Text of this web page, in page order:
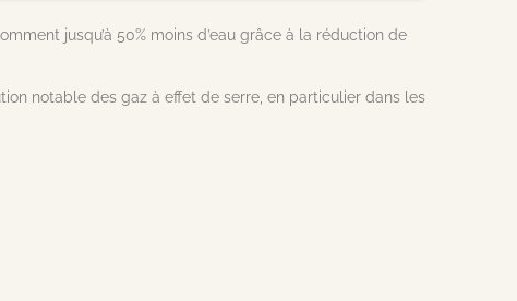
jusqu’à 50% moins d’eau grâce à la réduction de
notable des gaz à effet de serre, en particulier dans les